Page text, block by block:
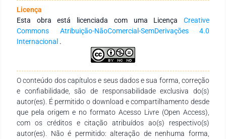
elaboração e do desenvolvimento de ações formativas com o
intuito de minimizar um cenário identificado de não uso desse
aparelho. A partir das ações formativas desenvolvidas foi
observado que a professora de Matemática apresentou uma
evolução em relação ao uso e compreensão das
possibilidades do Tablet Educacional, quando comparado à
utilização do Tablet Educacional, como instrumento de ensino
na sala de aula de Matemática, dependerá, em grande parte,
das ações formativas desenvolvidas junto aos professores
que irão utilizá-lo, com as devidas orientações e suporte na
rotina educacional de cada profissional.
Licença
Esta obra está licenciada com uma Licença Creative
Commons Atribuição-NãoComercial-SemDerivações 4.0
Internacional .
O conteúdo dos capítulos e seus dados e sua forma, correção
e confiabilidade, são de responsabilidade exclusiva do(s)
autor(es). É permitido o download e compartilhamento desde
que pela origem e no formato Acesso Livre (Open Access),
com os créditos e citação atribuídos ao(s) respectivo(s)
autor(es). Não é permitido: alteração de nenhuma forma,